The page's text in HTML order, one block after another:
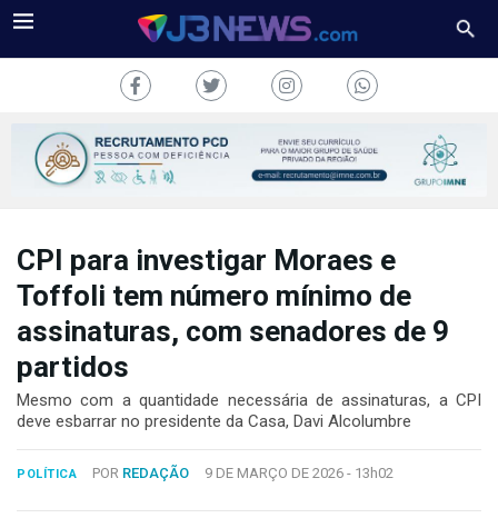
J3NEWS
COLUNAS
FALE
CONOSCO
Copyright
2024
CPI para investigar Moraes e
Toffoli tem número mínimo de
assinaturas, com senadores de 9
partidos
Mesmo com a quantidade necessária de assinaturas, a CPI
deve esbarrar no presidente da Casa, Davi Alcolumbre
POLÍTICA POR REDAÇÃO 9 DE MARÇO DE 2026 - 13h02